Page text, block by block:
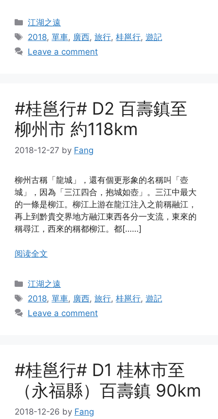
Categories
江湖之遠
Tags
2018,單車, 廣西,旅行,桂邕行,遊記
Leave a comment
#桂邕行# D2 百壽鎮至
柳州市 約118km
2018-12-27 by Fang
柳州古稱「龍城」，還有個更形象的名稱叫「壺
城」，因為「三江四合，抱城如壺」。三江中最大
的一條是柳江。柳江上游在龍江注入之前稱融江，
再上到黔貴交界地方融江東西各分一支流，東來的
稱尋江，西來的稱都柳江。都[……]
阅读全文
Categories
江湖之遠
Tags
2018,單車, 廣西,旅行,桂邕行,遊記
Leave a comment
#桂邕行# D1 桂林市至
（永福縣）百壽鎮 90km
2018-12-26 by Fang